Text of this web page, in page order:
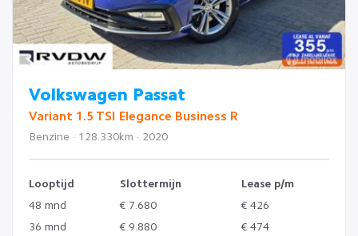
Volkswagen Passat
Variant 1.5 TSI Elegance Business R
Benzine · 128.330km · 2020
Looptijd Slottermijn
Lease p/m
48 mnd
€ 7.680
€ 426
36 mnd
€ 9.880
€ 474